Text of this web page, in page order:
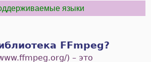
языки
FFmpeg?
) – это